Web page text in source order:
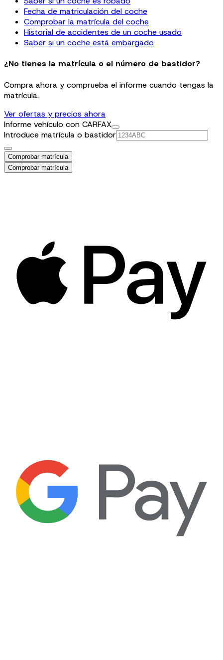
Fecha de matriculación del coche
Comprobar la matrícula del coche
Historial de accidentes de un coche usado
Saber si un coche está embargado
¿No tienes la matrícula o el número de bastidor?
Compra ahora y comprueba el informe cuando tengas la
matrícula.
Ver ofertas y precios ahora
Informe vehículo con CARFAX
Introduce matrícula o bastidor
Comprobar matrícula
Comprobar matrícula